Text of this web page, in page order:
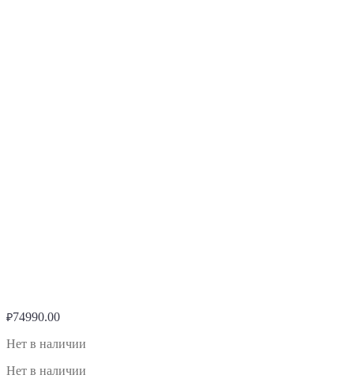
₽74990.00
Нет в наличии
Нет в наличии